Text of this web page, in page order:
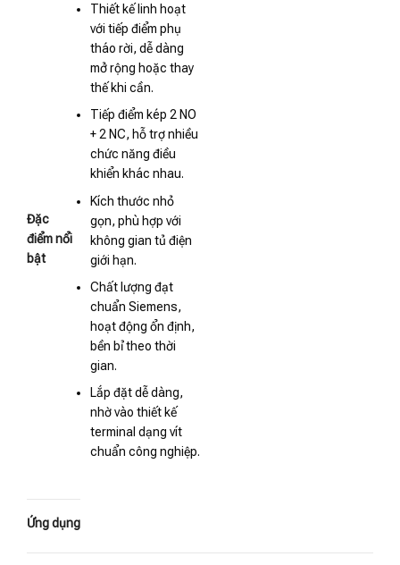
Đặc
điểm nổi
bật
Thiết kế linh hoạt
với tiếp điểm phụ
tháo rời, dễ dàng
mở rộng hoặc thay
thế khi cần.
Tiếp điểm kép 2 NO
+ 2 NC, hỗ trợ nhiều
chức năng điều
khiển khác nhau.
Kích thước nhỏ
gọn, phù hợp với
không gian tủ điện
giới hạn.
Chất lượng đạt
chuẩn Siemens,
hoạt động ổn định,
bền bỉ theo thời
gian.
Lắp đặt dễ dàng,
nhờ vào thiết kế
terminal dạng vít
chuẩn công nghiệp.
Ứng dụng